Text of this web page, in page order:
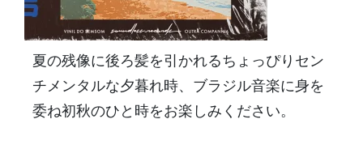
夏の残像に後ろ髪を引かれるちょっぴりセン
チメンタルな夕暮れ時、ブラジル音楽に身を
委ね初秋のひと時をお楽しみください。